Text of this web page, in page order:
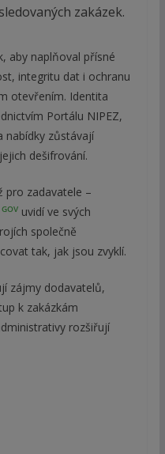
zakázek.
aby naplňoval přísné
integritu dat i ochranu
otevřením. Identita
Portálu NIPEZ,
nabídky zůstávají
dešifrování.
pro zadavatele –
GOVuvidí ve svých
společně
tak, jak jsou zvyklí.
zájmy dodavatelů,
k zakázkám
rozšiřují